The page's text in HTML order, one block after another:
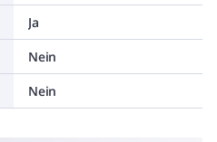
Ja
Nein
Nein